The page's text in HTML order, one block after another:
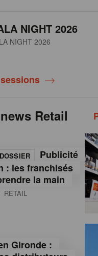
NIGHT 2026
NIGHT 2026
Retail
DOSSIER
Publicité
: les franchisés
la main
RETAIL
Gironde :